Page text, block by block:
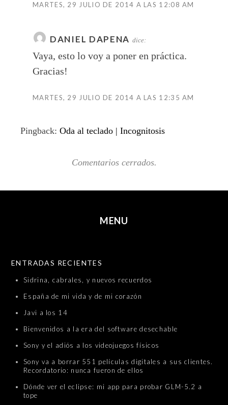
MARTES, 29 JULIO DE 2014 A LAS 12:08 AM
DANIEL DAPENA dice:
Vaya, esto lo voy a poner en práctica.
Gracias!
MARTES, 29 JULIO DE 2014 A LAS 12:35 AM
Pingback: Oda al teclado | Incognitosis
Comentarios cerrados.
MENU
ENTRADAS RECIENTES
Sidrina, cabrales, y nuevos recuerdos
España de mi vida y de mi corazón
Javi a los 14
Bienvenidos a la era del software desechable
Sony y el adiós a los videojuegos físicos
Sony va a borrar 551 películas digitales a sus clientes.
Recordatorio: nunca fueron de ellos
Dónde ver el eclipse: mi app para probar GLM-5.2 a
tope